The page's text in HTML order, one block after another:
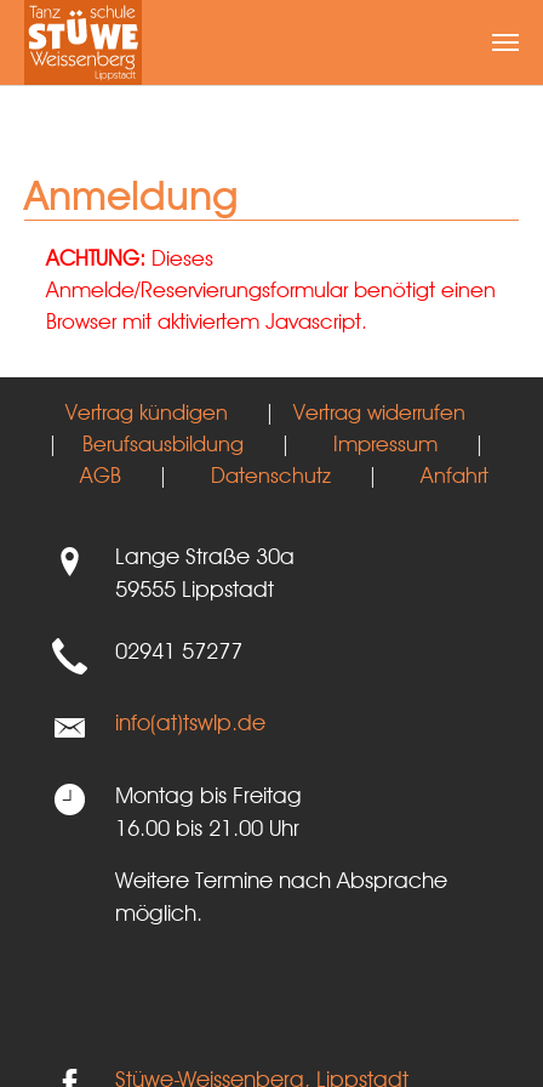
Anmeldung
ACHTUNG: Dieses
Anmelde/Reservierungsformular benötigt einen
Browser mit aktiviertem Javascript.
Vertrag kündigen |Vertrag widerrufen
| Berufsausbildung | Impressum|
AGB| Datenschutz| Anfahrt
Lange Straße 30a
59555 Lippstadt
02941 57277
info(at)tswlp.de
Montag bis Freitag
16.00 bis 21.00 Uhr
Weitere Termine nach Absprache
möglich.
Stüwe-Weissenberg, Lippstadt